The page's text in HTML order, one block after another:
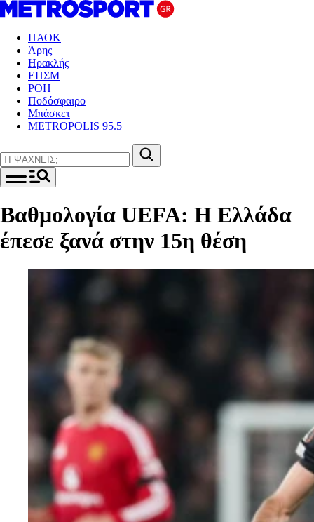
ΠΑΟΚ
Άρης
Ηρακλής
ΕΠΣΜ
ΡΟΗ
Ποδόσφαιρο
Μπάσκετ
METROPOLIS 95.5
Βαθμολογία UEFA: Η Ελλάδα
έπεσε ξανά στην 15η θέση